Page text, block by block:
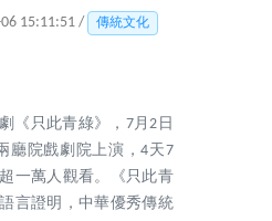
15:11:51 /
傳統文化
《只此青綠》，7月2日
廳院戲劇院上演，4天7
一萬人觀看。《只此青
言證明，中華優秀傳統